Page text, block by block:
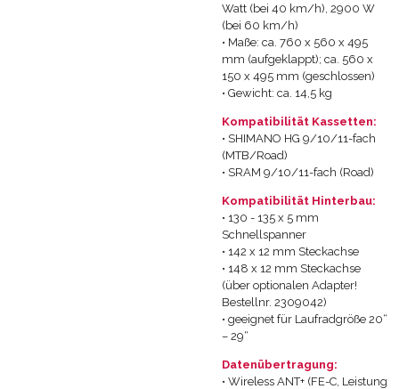
Watt (bei 40 km/h), 2900 W
(bei 60 km/h)
• Maße: ca. 760 x 560 x 495
mm (aufgeklappt); ca. 560 x
150 x 495 mm (geschlossen)
• Gewicht: ca. 14,5 kg
Kompatibilität Kassetten:
• SHIMANO HG 9/10/11-fach
(MTB/Road)
• SRAM 9/10/11-fach (Road)
Kompatibilität Hinterbau:
• 130 - 135 x 5 mm
Schnellspanner
• 142 x 12 mm Steckachse
• 148 x 12 mm Steckachse
(über optionalen Adapter!
Bestellnr. 2309042)
• geeignet für Laufradgröße 20“
– 29“
Datenübertragung:
• Wireless ANT+ (FE-C, Leistung